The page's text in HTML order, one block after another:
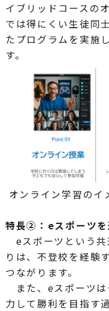
イブリッドコースの
では得にくい生徒同
たプログラムを実施
す。
オンライン学習のイ
特長②：eスポーツを
eスポーツという共
りは、不登校を経験
つながります。
また、eスポーツは
力して勝利を目指す